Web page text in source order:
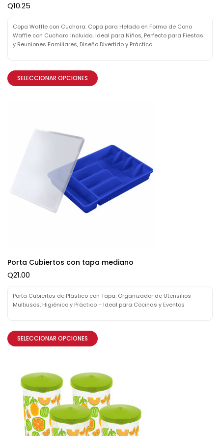
Q10.25
Copa Waffle con Cuchara. Copa para Helado en Forma de Cono
Waffle con Cuchara Incluida. Ideal para Niños, Perfecto para Fiestas
y Reuniones Familiares, Diseño Divertido y Práctico.
SELECCIONAR OPCIONES
Porta Cubiertos con tapa mediano
Q21.00
Porta Cubiertos de Plástico con Tapa: Organizador de Utensilios
Multiusos, Higiénico y Práctico – Ideal para Cocinas y Eventos
SELECCIONAR OPCIONES